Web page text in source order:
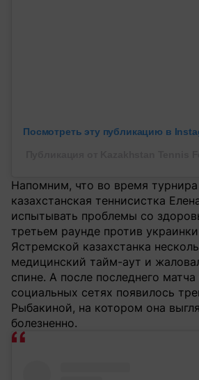
Посмотреть эту публикацию в
Напомним, что во время
казахстанская теннисистка
испытывать проблемы со
третьем раунде против
Ястремской казахстанка
медицинский тайм-аут и
спине. А после последнего
социальных сетях появилось
Рыбакиной, на котором она
болезненно.